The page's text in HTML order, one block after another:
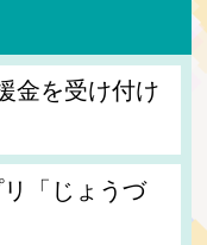
金を受け付け
「じょうづ